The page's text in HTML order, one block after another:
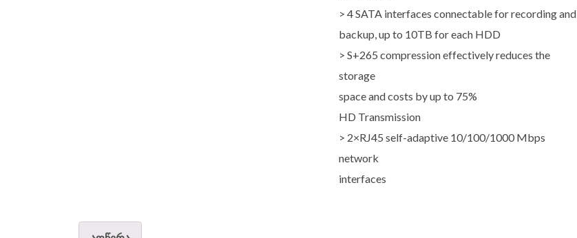
> 4 SATA interfaces connectable for recording and
backup, up to 10TB for each HDD
> S+265 compression effectively reduces the
storage
space and costs by up to 75%
HD Transmission
> 2×RJ45 self-adaptive 10/100/1000 Mbps
network
interfaces